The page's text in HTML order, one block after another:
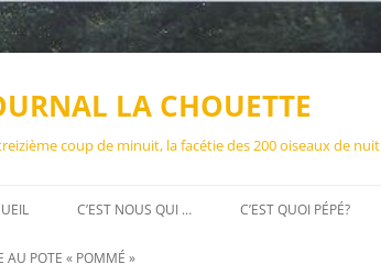
LA CHOUETTE
coup de minuit, la facétie des 200 oiseaux de nuit
C’EST NOUS QUI … C’EST QUOI PÉPÉ?
AU POTE « POMMÉ »